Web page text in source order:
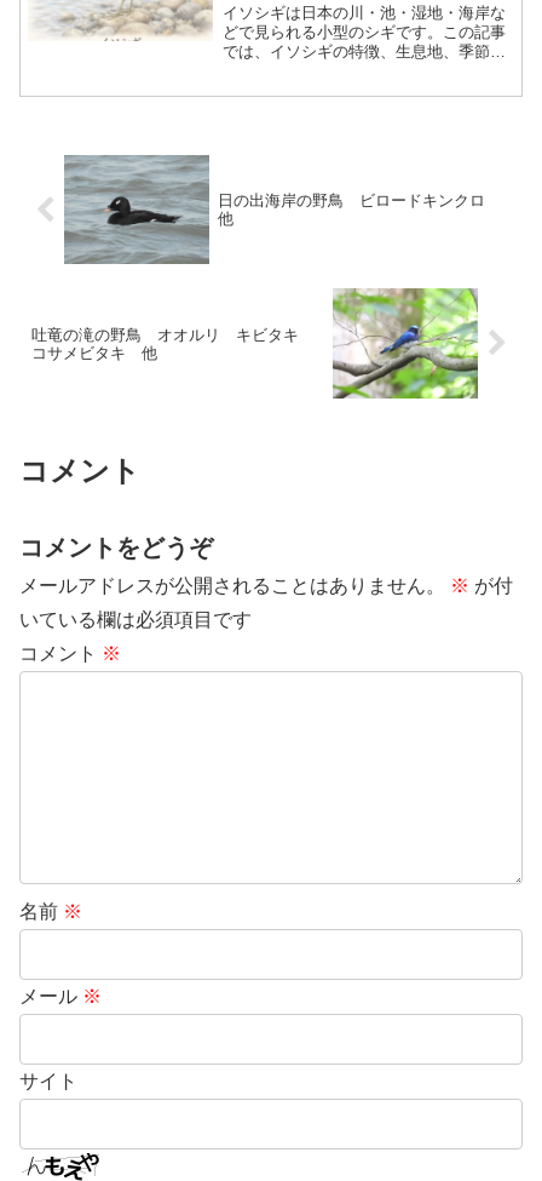
イソシギは日本の川・池・湿地・海岸な
どで見られる小型のシギです。この記事
では、イソシギの特徴、生息地、季節、
日の出海岸の野鳥 ビロードキンクロ
他
吐竜の滝の野鳥 オオルリ キビタキ
コサメビタキ 他
コメント
コメントをどうぞ
メールアドレスが公開されることはありません。 ※ が付
いている欄は必須項目です
コメント ※
名前 ※
メール ※
サイト